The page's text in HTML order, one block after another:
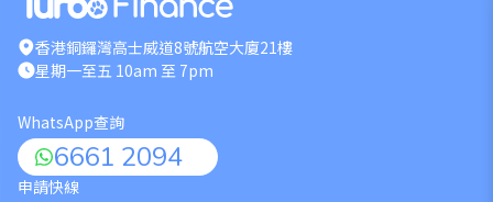
香港銅鑼灣高士威道8號航空大廈21樓
星期一至五 10am 至 7pm
WhatsApp查詢
6661 2094
申請快線